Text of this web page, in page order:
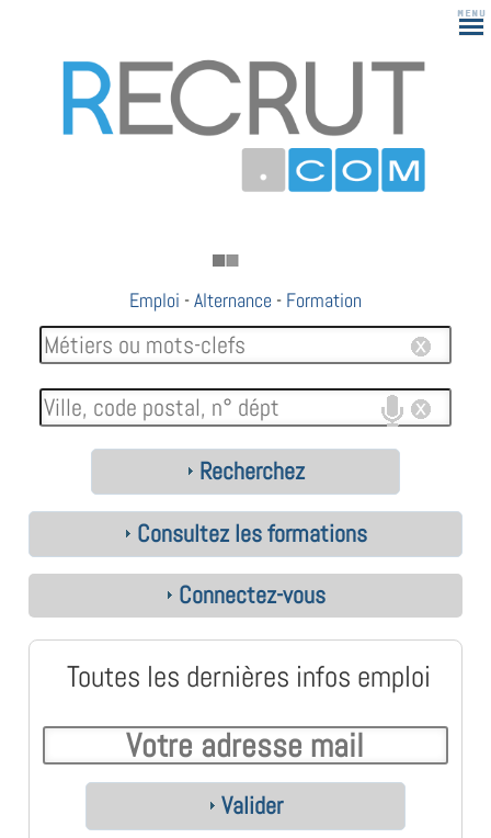
Emploi -Alternance - Formation
Recherchez
Consultez les formations
Connectez-vous
Toutes les dernières infos emploi
Valider